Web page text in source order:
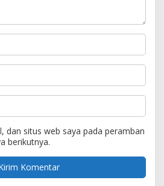
dan situs web saya pada peramban
berikutnya.